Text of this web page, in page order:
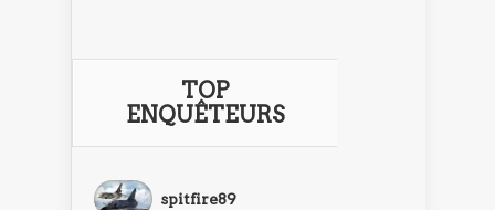
TOP
ENQUÊTEURS
spitfire89